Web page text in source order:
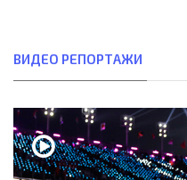
ВИДЕО РЕПОРТАЖИ